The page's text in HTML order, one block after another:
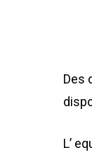
Des
L’